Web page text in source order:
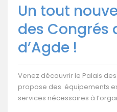
Un tout
des Congrés
d’Agde !
Venez découvrir le Palais
propose des équipements
services nécessaires à